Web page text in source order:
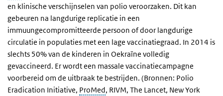
en klinische verschijnselen van polio veroorzaken. Dit kan
gebeuren na langdurige replicatie in een
immuungecompromitteerde persoon of door langdurige
circulatie in populaties met een lage vaccinatiegraad. In 2014 is
slechts 50% van de kinderen in Oekraïne volledig
gevaccineerd. Er wordt een massale vaccinatiecampagne
voorbereid om de uitbraak te bestrijden. (Bronnen: Polio
Eradication Initiative, ProMed, RIVM, The Lancet, New York